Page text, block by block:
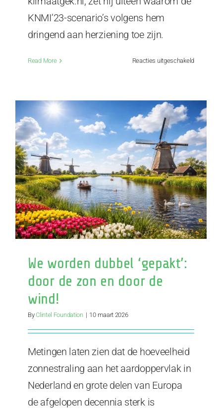
KNMI’23-scenario’s volgens hem
dringend aan herziening toe zijn.
Read More Reacties uitgeschakeldvoor
handen
We worden dubbel ‘gepakt’:
door de zon en door de
wind!
ByClintel Foundation | 10 maart 2026
Metingen laten zien dat de hoeveelheid
zonnestraling aan het aardoppervlak in
Nederland en grote delen van Europa
de afgelopen decennia sterk is